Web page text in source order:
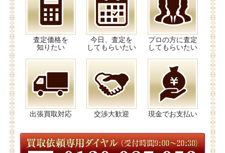
査定価格を
知りたい
今日、査定を
してもらいたい
プロの方に査定
してもらいたい
出張買取対応 交渉大歓迎 現金でお支払い